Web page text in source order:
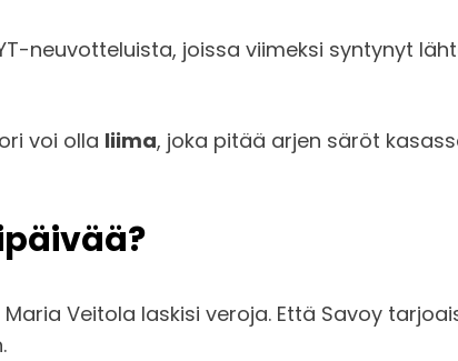
neuvotteluista, joissa viimeksi syntynyt
voi olla liima, joka pitää arjen säröt
Veitola laskisi veroja. Että Savoy